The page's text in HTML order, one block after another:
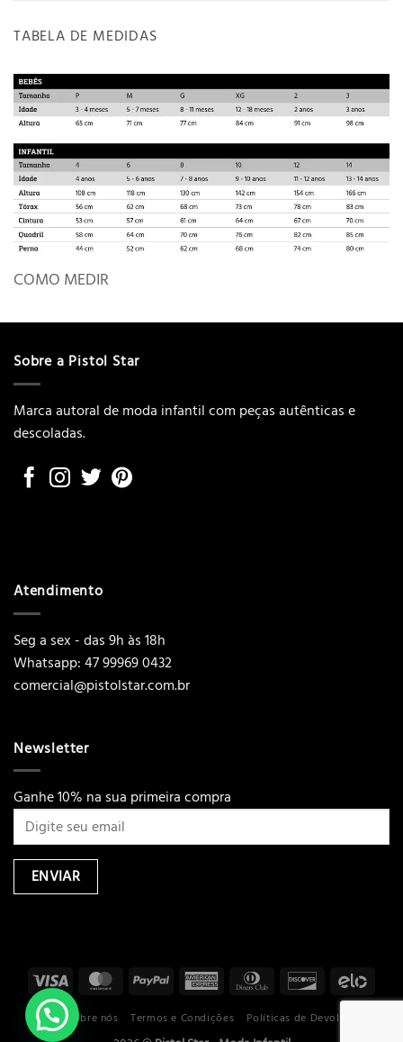
TABELA DE MEDIDAS
COMO MEDIR
Sobre a Pistol Star
Marca autoral de moda infantil com peças autênticas e
descoladas.
Atendimento
Seg a sex - das 9h às 18h
Whatsapp: 47 99969 0432
comercial@pistolstar.com.br
Newsletter
Ganhe 10% na sua primeira compra
Loja Sobre nós Termos e Condições Políticas de Devoluções